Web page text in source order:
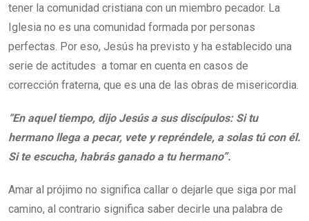
tener la comunidad cristiana con un miembro pecador. La
Iglesia no es una comunidad formada por personas
perfectas. Por eso, Jesús ha previsto y ha establecido una
serie de actitudes a tomar en cuenta en casos de
corrección fraterna, que es una de las obras de misericordia.
“En aquel tiempo, dijo Jesús a sus discípulos: Si tu
hermano llega a pecar, vete y repréndele, a solas tú con él.
Si te escucha, habrás ganado a tu hermano”.
Amar al prójimo no significa callar o dejarle que siga por mal
camino, al contrario significa saber decirle una palabra de